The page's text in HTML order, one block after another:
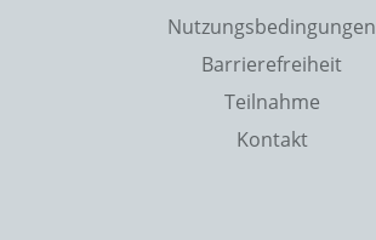
Nutzungsbedingungen
Barrierefreiheit
Teilnahme
Kontakt